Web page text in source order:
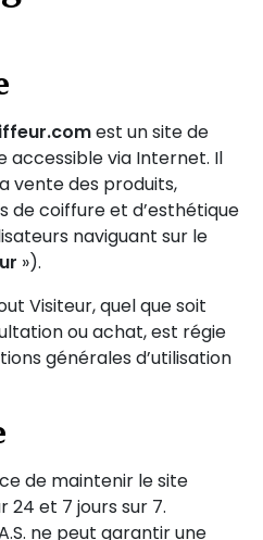
est un site de
via Internet. Il
vente des produits,
de coiffure et d’esthétique
naviguant sur le
»).
Visiteur, quel que soit
ou achat, est régie
générales d’utilisation
de maintenir le site
24 et 7 jours sur 7.
ne peut garantir une